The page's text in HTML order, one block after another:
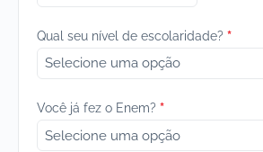
Qual seu nível de escolaridade? *
Você já fez o Enem? *